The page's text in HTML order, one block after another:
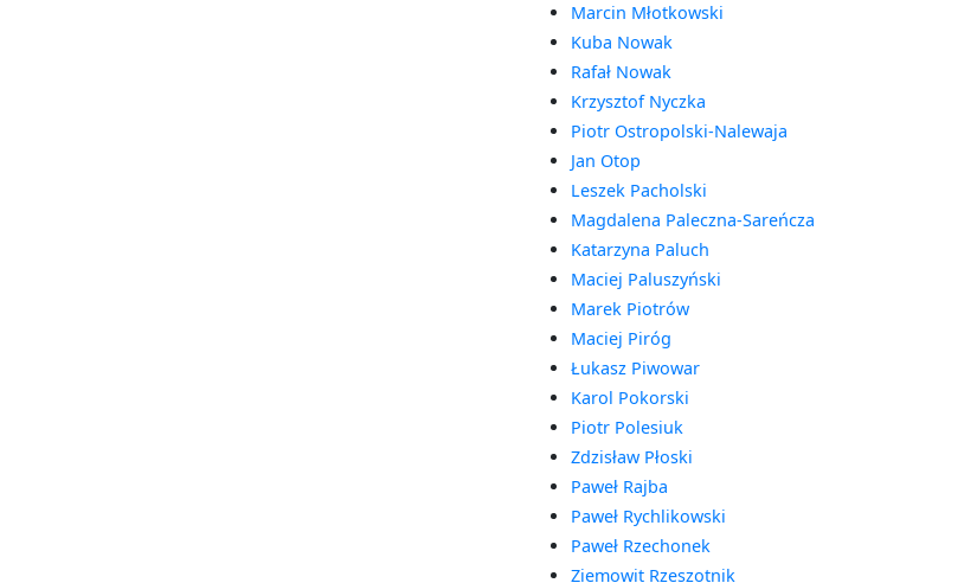
Marcin Młotkowski
Kuba Nowak
Rafał Nowak
Krzysztof Nyczka
Piotr Ostropolski-Nalewaja
Jan Otop
Leszek Pacholski
Magdalena Paleczna-Sareńcza
Katarzyna Paluch
Maciej Paluszyński
Marek Piotrów
Maciej Piróg
Łukasz Piwowar
Karol Pokorski
Piotr Polesiuk
Zdzisław Płoski
Paweł Rajba
Paweł Rychlikowski
Paweł Rzechonek
Ziemowit Rzeszotnik